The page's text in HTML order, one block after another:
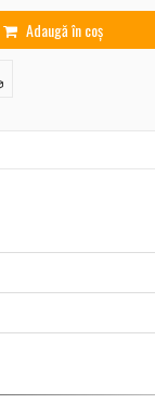
Adaugă în coș